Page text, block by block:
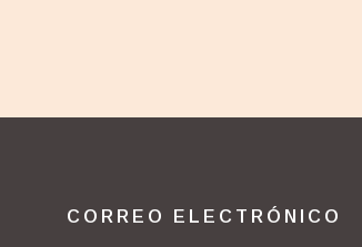
CORREO ELECTRÓNICO